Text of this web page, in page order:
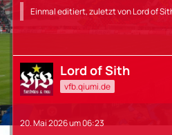
Einmal editiert, zuletzt vonLord of
Lord of Sith
vfb.qiumi.de
20. Mai 2026 um 06:23